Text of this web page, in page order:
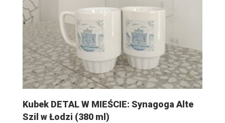
Kubek DETAL W MIEŚCIE: Synagoga Alte
Szil w Łodzi (380 ml)